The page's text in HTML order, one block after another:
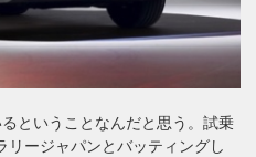
ということなんだと思う。試乗
リージャパンとバッティングし